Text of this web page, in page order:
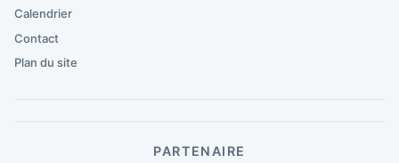
Calendrier
Contact
Plan du site
PARTENAIRE